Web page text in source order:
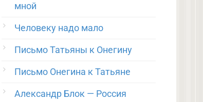
мной
Человеку надо мало
Письмо Татьяны к Онегину
Письмо Онегина к Татьяне
Александр Блок — Россия